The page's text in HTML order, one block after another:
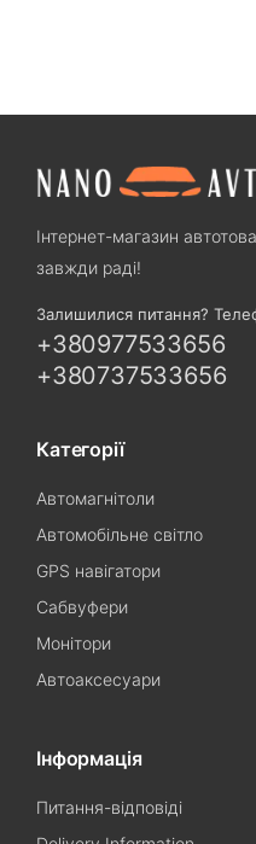
Інтернет-магазин
завжди раді!
Залишилися питання?
+380977533656
+380737533656
Категорії
Автомагнітоли
Автомобільне світло
GPS навігатори
Сабвуфери
Монітори
Автоаксесуари
Інформація
Питання-відповіді